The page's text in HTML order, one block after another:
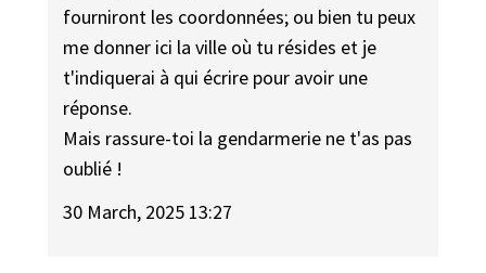
fourniront les coordonnées; ou bien tu peux
me donner ici la ville où tu résides et je
t'indiquerai à qui écrire pour avoir une
réponse.
Mais rassure-toi la gendarmerie ne t'as pas
oublié !
30 March, 2025 13:27